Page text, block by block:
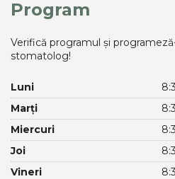
Program
Verifică programul și
stomatolog!
Luni
Marți
Miercuri
Joi
Vineri